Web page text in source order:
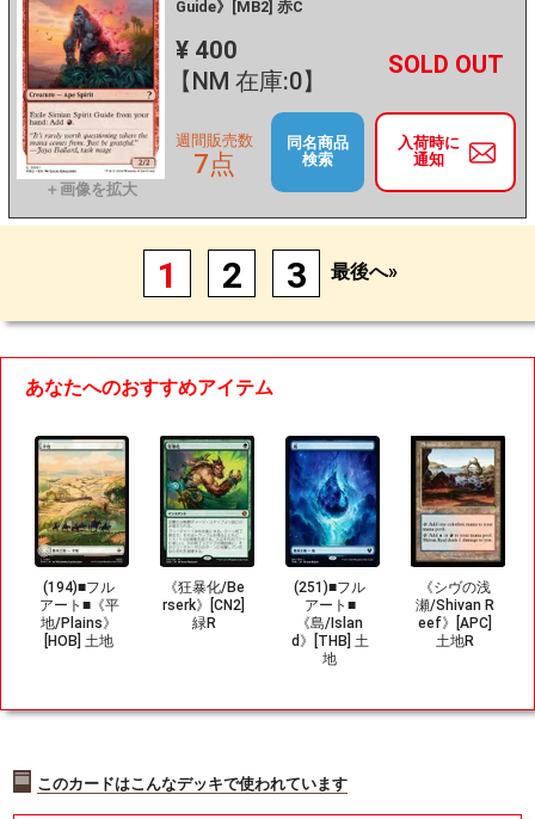
Guide》[MB2] 赤C
¥ 400
【NM 在庫:0】
－ +
入荷時に
通知
週間販売数
7点
同名商品
検索
1 2 3 最後へ»
あなたへのおすすめアイテム
(194)■フル
アート■《平
地/Plains》
[HOB] 土地
《狂暴化/Be
rserk》[CN2]
緑R
(251)■フル
アート■
《島/Islan
d》[THB] 土
地
《シヴの浅
瀬/Shivan R
eef》[APC]
土地R
このカードはこんなデッキで使われています